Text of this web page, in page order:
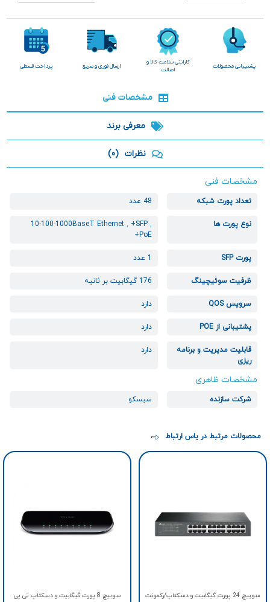
پشتیبانی محصولات
گارانتی سلامت کالا و
اصالت
ارسال فوری و سریع پرداخت قسطی
مشخصات فنی
معرفی برند
نظرات (0)
مشخصات فنی
تعداد پورت شبکه 48 عدد
نوع پورت ها 10-100-1000BaseT Ethernet , +SFP ,
+PoE
پورت SFP 1 عدد
ظرفیت سوئیچینگ 176 گیگابیت بر ثانیه
سرویس QOS دارد
پشتیبانی از POE دارد
قابلیت مدیریت و برنامه
ریزی
دارد
مشخصات ظاهری
شرکت سازنده سیسکو
محصولات مرتبط در یاس ارتباط
سوييچ 24 پورت گيگابيت و دسکتاپ/رکمونت
سوییچ 8 پورت گیگابیت و دسکتاپ تی پی